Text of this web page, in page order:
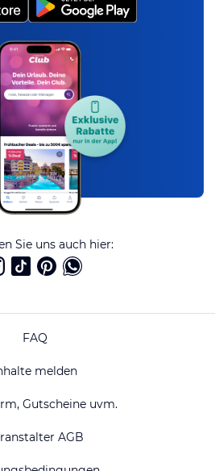
Sie uns auch hier:
FAQ
melden
Gutscheine uvm.
AGB